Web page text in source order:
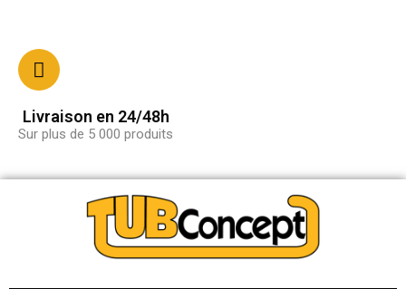
Livraison en 24/48h
Sur plus de 5 000 produits